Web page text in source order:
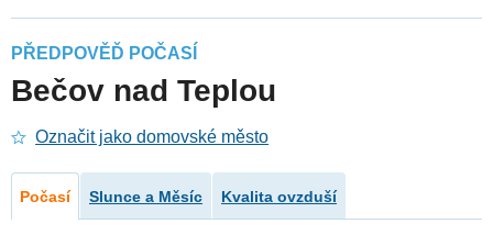
PŘEDPOVĚĎ POČASÍ
Bečov nad Teplou
Označit jako domovské město
Počasí Slunce a Měsíc Kvalita ovzduší